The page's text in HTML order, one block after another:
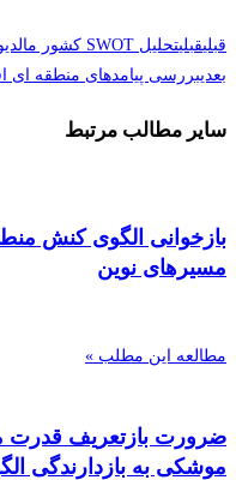
قبلیقبلیتحلیل SWOT کشور مالدیو
بعدیبررسی پیامدهای منطقه ای
سایر مطالب مرتبط
بازخوانی الگوی کنش
مسیرهای نوین
مطالعه این مطلب »
ضرورت بازتعریف قدرت
موشکی به بازدارندگی